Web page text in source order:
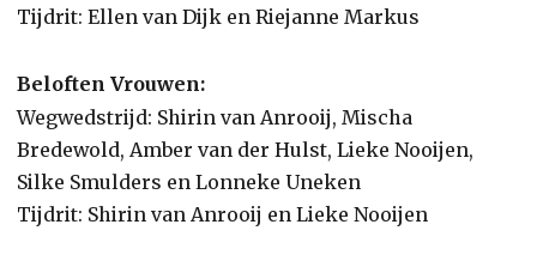
Tijdrit: Ellen van Dijk en Riejanne Markus
Beloften Vrouwen:
Wegwedstrijd: Shirin van Anrooij, Mischa
Bredewold, Amber van der Hulst, Lieke Nooijen,
Silke Smulders en Lonneke Uneken
Tijdrit: Shirin van Anrooij en Lieke Nooijen